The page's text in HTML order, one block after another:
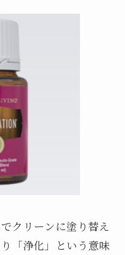
クリーンに塗り替え
「浄化」という意味